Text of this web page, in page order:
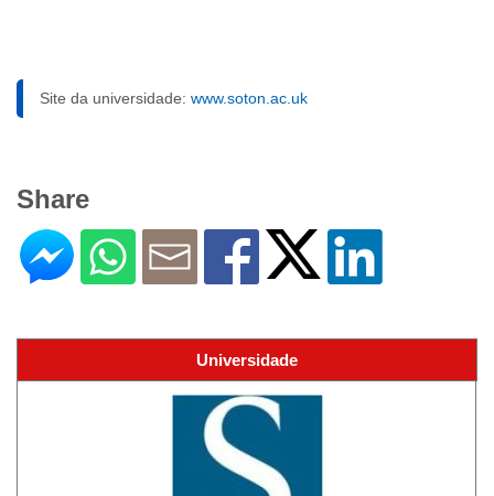
Site da universidade: www.soton.ac.uk
Share
Universidade